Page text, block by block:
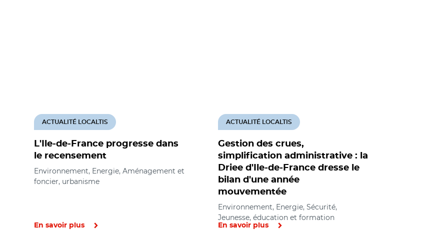
L'Ile-de-France progresse dans
le recensement
ACTUALITÉ LOCALTIS
Environnement, Energie, Aménagement et
foncier, urbanisme
En savoir plus
Gestion des crues,
simplification administrative : la
Driee d'Ile-de-France dresse le
bilan d'une année
mouvementée
ACTUALITÉ LOCALTIS
Environnement, Energie, Sécurité,
Jeunesse, éducation et formation
En savoir plus